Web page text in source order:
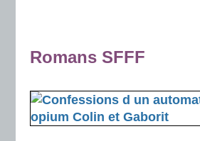
Romans SFFF